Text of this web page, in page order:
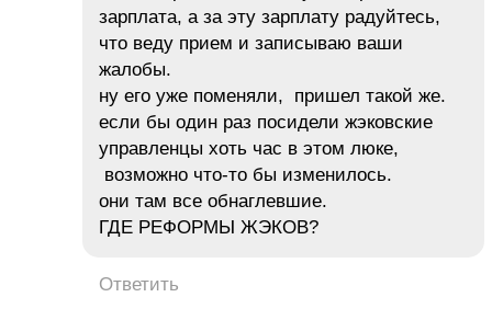
зарплата, а за эту зарплату радуйтесь,
что веду прием и записываю ваши
жалобы.
ну его уже поменяли, пришел такой же.
если бы один раз посидели жэковские
управленцы хоть час в этом люке,
возможно что-то бы изменилось.
они там все обнаглевшие.
ГДЕ РЕФОРМЫ ЖЭКОВ?
Ответить